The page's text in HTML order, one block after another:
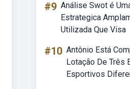
#9 Análise Swot é
Estrategica
Utilizada Que Visa
#10 Antônio Está
Lotação De Três
Esportivos